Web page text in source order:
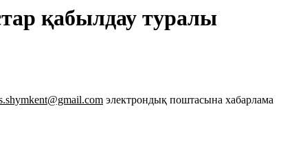
қабылдау туралы
электрондық поштасына хабарлама